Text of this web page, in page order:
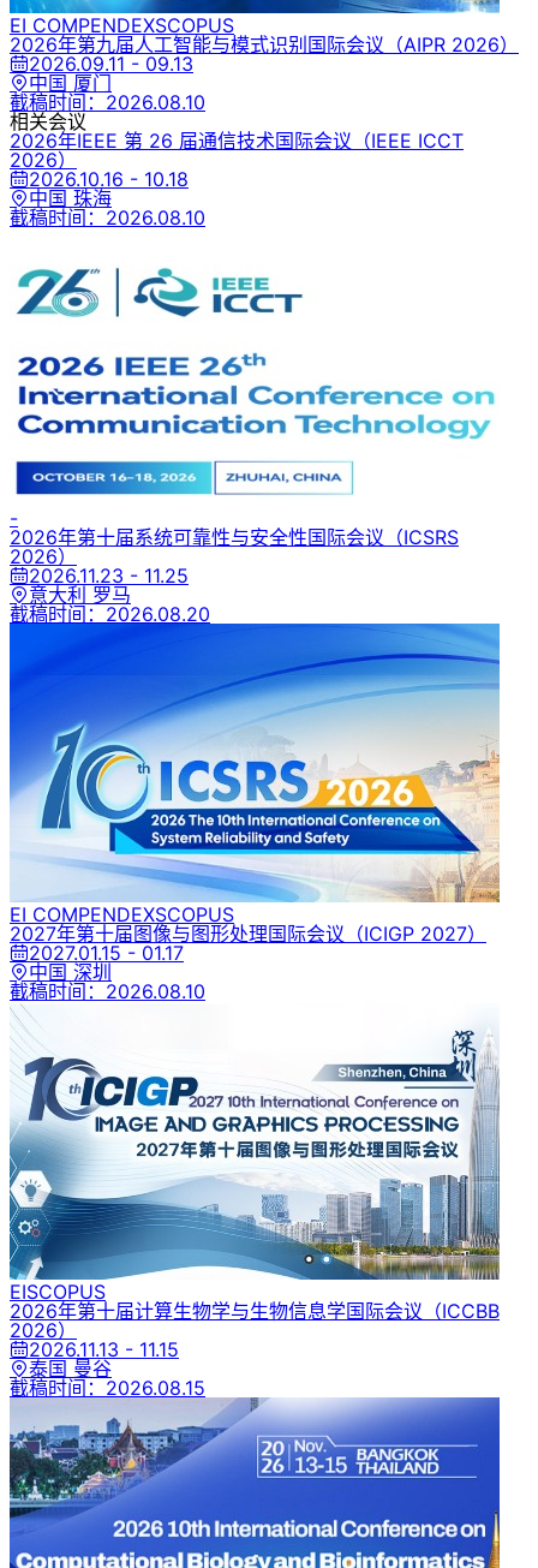
EI COMPENDEXSCOPUS
2026年第九届人工智能与模式识别国际会议 （AIPR 2026）
2026.09.11 - 09.13
中国 厦门
截稿时间： 2026.08.10
相关会议
2026年IEEE 第 26 届通信技术国际会议 （IEEE ICCT
2026）
2026.10.16 - 10.18
中国 珠海
截稿时间： 2026.08.10
-
2026年第十届系统可靠性与安全性国际会议 （ICSRS
2026）
2026.11.23 - 11.25
意大利 罗马
截稿时间： 2026.08.20
EI COMPENDEXSCOPUS
2027年第十届图像与图形处理国际会议 （ICIGP 2027）
2027.01.15 - 01.17
中国 深圳
截稿时间： 2026.08.10
EISCOPUS
2026年第十届计算生物学与生物信息学国际会议 （ICCBB
2026）
2026.11.13 - 11.15
泰国 曼谷
截稿时间： 2026.08.15